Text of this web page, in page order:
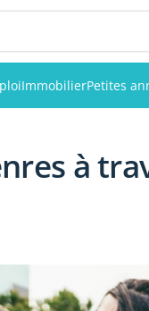
ImmobilierPetites
à